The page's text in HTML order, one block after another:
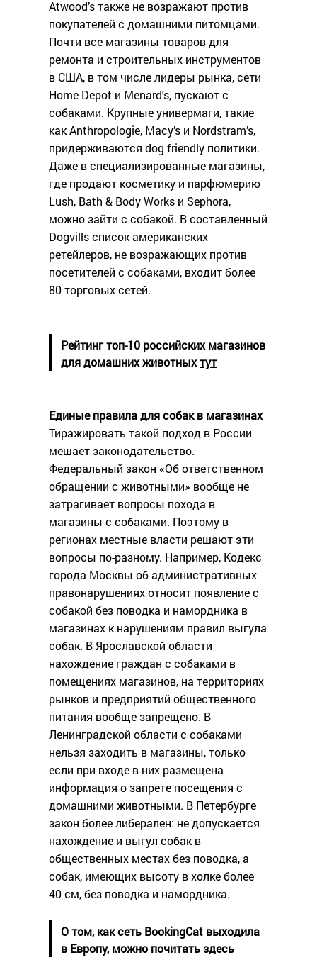
Atwood’s также не возражают против
покупателей с домашними питомцами.
Почти все магазины товаров для
ремонта и строительных инструментов
в США, в том числе лидеры рынка, сети
Home Depot и Menard's, пускают с
собаками. Крупные универмаги, такие
как Anthropologie, Macy’s и Nordstram’s,
придерживаются dog friendly политики.
Даже в специализированные магазины,
где продают косметику и парфюмерию
Lush, Bath & Body Works и Sephora,
можно зайти с собакой. В составленный
Dogvills список американских
ретейлеров, не возражающих против
посетителей с собаками, входит более
80 торговых сетей.
Рейтинг топ-10 российских магазинов
для домашних животныхтут
Единые правила для собак в магазинах
Тиражировать такой подход в России
мешает законодательство.
Федеральный закон «Об ответственном
обращении с животными» вообще не
затрагивает вопросы похода в
магазины с собаками. Поэтому в
регионах местные власти решают эти
вопросы по-разному. Например, Кодекс
города Москвы об административных
правонарушениях относит появление с
собакой без поводка и намордника в
магазинах к нарушениям правил выгула
собак. В Ярославской области
нахождение граждан с собаками в
помещениях магазинов, на территориях
рынков и предприятий общественного
питания вообще запрещено. В
Ленинградской области с собаками
нельзя заходить в магазины, только
если при входе в них размещена
информация о запрете посещения с
домашними животными. В Петербурге
закон более либерален: не допускается
нахождение и выгул собак в
общественных местах без поводка, а
собак, имеющих высоту в холке более
40 см, без поводка и намордника.
О том, как сеть BookingCat выходила
в Европу, можно почитатьздесь